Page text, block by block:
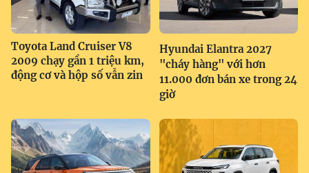
Toyota Land Cruiser V8
2009 chạy gần 1 triệu km,
động cơ và hộp số vẫn zin
Hyundai Elantra 2027
"cháy hàng" với hơn
11.000 đơn bán xe trong 24
giờ